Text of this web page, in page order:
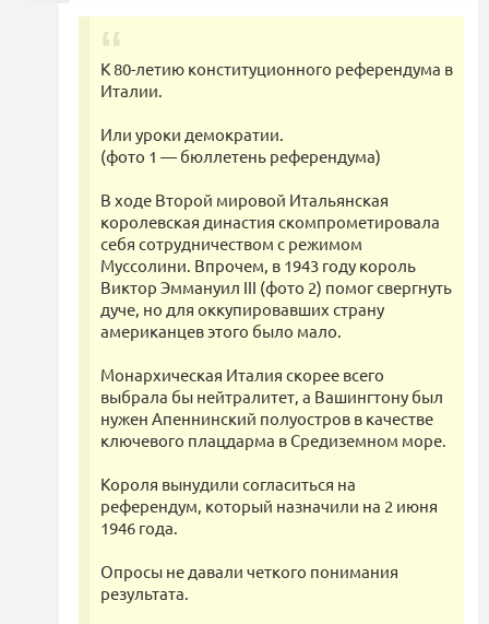
К 80-летию конституционного референдума в
Италии.
Или уроки демократии.
(фото 1 — бюллетень референдума)
В ходе Второй мировой Итальянская
королевская династия скомпрометировала
себя сотрудничеством с режимом
Муссолини. Впрочем, в 1943 году король
Виктор Эммануил III (фото 2) помог свергнуть
дуче, но для оккупировавших страну
американцев этого было мало.
Монархическая Италия скорее всего
выбрала бы нейтралитет, а Вашингтону был
нужен Апеннинский полуостров в качестве
ключевого плацдарма в Средиземном море.
Короля вынудили согласиться на
референдум, который назначили на 2 июня
1946 года.
Опросы не давали четкого понимания
результата.